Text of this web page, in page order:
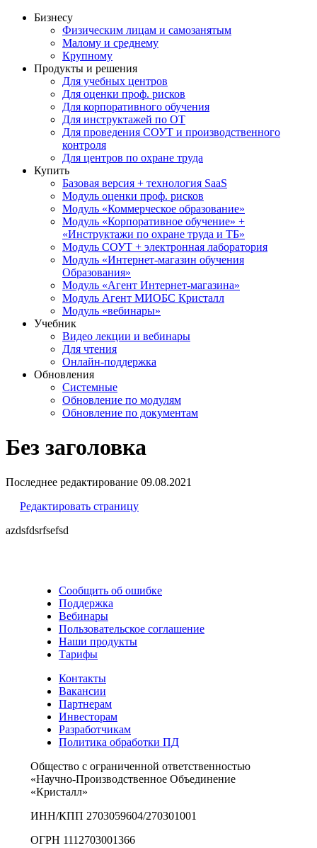
Бизнесу
Физическим лицам и самозанятым
Малому и среднему
Крупному
Продукты и решения
Для учебных центров
Для оценки проф. рисков
Для корпоративного обучения
Для инструктажей по ОТ
Для проведения СОУТ и производственного
контроля
Для центров по охране труда
Купить
Базовая версия + технология SaaS
Модуль оценки проф. рисков
Модуль «Коммерческое образование»
Модуль «Корпоративное обучение» +
«Инструктажи по охране труда и ТБ»
Модуль СОУТ + электронная лаборатория
Модуль «Интернет-магазин обучения
Образования»
Модуль «Агент Интернет-магазина»
Модуль Агент МИОБС Кристалл
Модуль «вебинары»
Учебник
Видео лекции и вебинары
Для чтения
Онлайн-поддержка
Обновления
Системные
Обновление по модулям
Обновление по документам
Без заголовка
Последнее редактирование 09.08.2021
Редактировать страницу
azdsfdsrfsefsd
Сообщить об ошибке
Поддержка
Вебинары
Пользовательское соглашение
Наши продукты
Тарифы
Контакты
Вакансии
Партнерам
Инвесторам
Разработчикам
Политика обработки ПД
Общество с ограниченной ответственностью
«Научно-Производственное Объединение
«Кристалл»
ИНН/КПП 2703059604/270301001
ОГРН 1112703001366